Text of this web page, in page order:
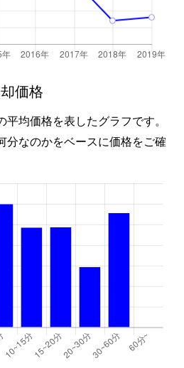
価格
均価格を表したグラフです。
分なのかをベースに価格をご確